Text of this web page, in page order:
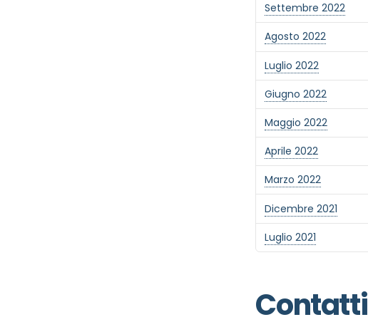
Settembre 2022
Agosto 2022
Luglio 2022
Giugno 2022
Maggio 2022
Aprile 2022
Marzo 2022
Dicembre 2021
Luglio 2021
Contatti